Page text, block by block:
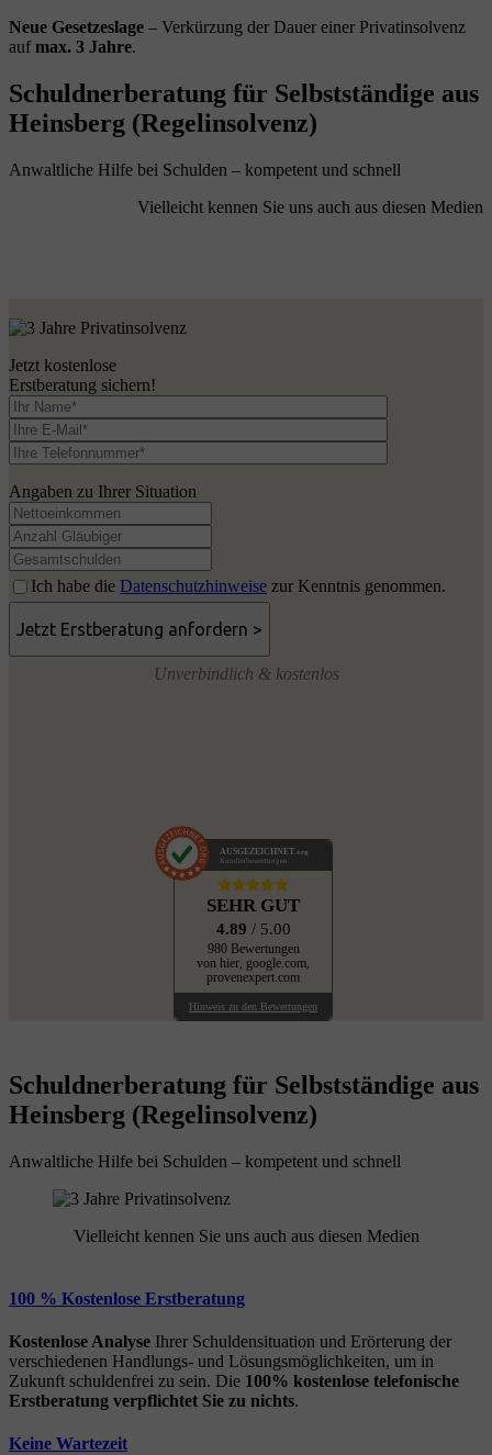
Neue Gesetzeslage – Verkürzung der Dauer einer Privatinsolvenz
aufmax. 3 Jahre.
Schuldnerberatung für Selbstständige aus
Heinsberg (Regelinsolvenz)
Anwaltliche Hilfe bei Schulden – kompetent und schnell
Vielleicht kennen Sie uns auch aus diesen Medien
Jetzt kostenlose
Erstberatung sichern!
Angaben zu Ihrer Situation
Ich habe die Datenschutzhinweise zur Kenntnis genommen.
Unverbindlich & kostenlos
AUSGEZEICHNET .org
Kundenbewertungen
SEHR GUT
4.89 / 5.00
980 Bewertungen
von hier, google.com,
provenexpert.com
Hinweis zu den Bewertungen
Schuldnerberatung für Selbstständige aus
Heinsberg (Regelinsolvenz)
Anwaltliche Hilfe bei Schulden – kompetent und schnell
Vielleicht kennen Sie uns auch aus diesen Medien
100 % Kostenlose Erstberatung
Kostenlose Analyse Ihrer Schuldensituation und Erörterung der
verschiedenen Handlungs- und Lösungsmöglichkeiten, um in
Zukunft schuldenfrei zu sein. Die 100% kostenlose telefonische
Erstberatung verpflichtet Sie zu nichts.
Keine Wartezeit